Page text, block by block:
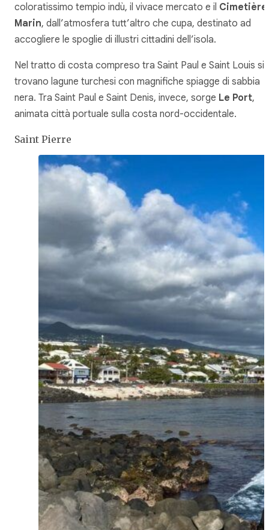
coloratissimo tempio indù, il vivace mercato e il Cimetière
Marin, dall’atmosfera tutt’altro che cupa, destinato ad
accogliere le spoglie di illustri cittadini dell’isola.
Nel tratto di costa compreso tra Saint Paul e Saint Louis si
trovano lagune turchesi con magnifiche spiagge di sabbia
nera. Tra Saint Paul e Saint Denis, invece, sorge Le Port,
animata città portuale sulla costa nord-occidentale.
Saint Pierre